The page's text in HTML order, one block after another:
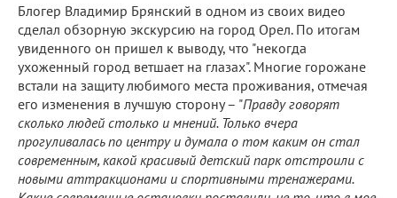
Блогер Владимир Брянский в одном из своих видео
сделал обзорную экскурсию на город Орел. По итогам
увиденного он пришел к выводу, что "некогда
ухоженный город ветшает на глазах". Многие горожане
встали на защиту любимого места проживания, отмечая
его изменения в лучшую сторону – "Правду говорят
сколько людей столько и мнений. Только вчера
прогуливалась по центру и думала о том каким он стал
современным, какой красивый детский парк отстроили с
новыми аттракционами и спортивными тренажерами.